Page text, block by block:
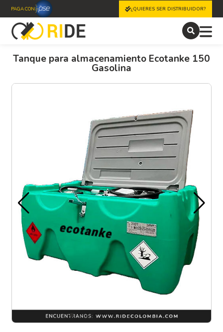
PAGA CON ¿QUIERES SER DISTRIBUIDOR?
Tanque para almacenamiento Ecotanke 150
Gasolina